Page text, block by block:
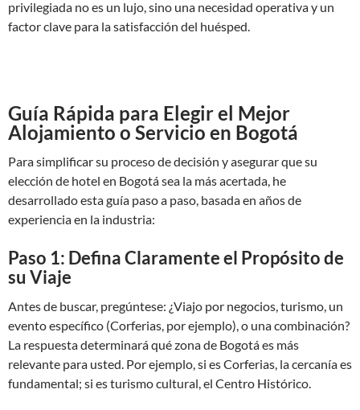
privilegiada no es un lujo, sino una necesidad operativa y un
factor clave para la satisfacción del huésped.
Guía Rápida para Elegir el Mejor
Alojamiento o Servicio en Bogotá
Para simplificar su proceso de decisión y asegurar que su
elección de hotel en Bogotá sea la más acertada, he
desarrollado esta guía paso a paso, basada en años de
experiencia en la industria:
Paso 1: Defina Claramente el Propósito de
su Viaje
Antes de buscar, pregúntese: ¿Viajo por negocios, turismo, un
evento específico (Corferias, por ejemplo), o una combinación?
La respuesta determinará qué zona de Bogotá es más
relevante para usted. Por ejemplo, si es Corferias, la cercanía es
fundamental; si es turismo cultural, el Centro Histórico.